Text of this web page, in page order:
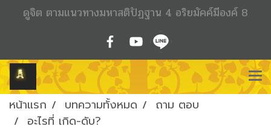
ดูจิต ตามแนวทางมหาสติปัฏฐาน 4 อริยมัคค์มีองค์ 8
หน้าแรก บทความทั้งหมด
ถาม ตอบ
อะไรที่ เกิด-ดับ?